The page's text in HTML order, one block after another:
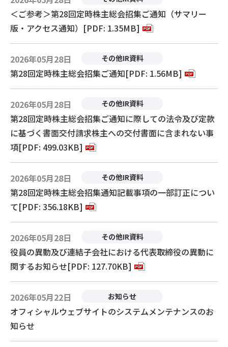
＜ご参考＞第28回定時株主総会招集ご通知（サマリー
版・アクセス通知）[PDF: 1.35MB]
2026年05月28日 その他IR資料
第28回定時株主総会招集ご通知[PDF: 1.56MB]
2026年05月28日 その他IR資料
第28回定時株主総会招集ご通知に際しての法令及び定款
に基づく書面交付請求株主への交付書面に含まれない事
項[PDF: 499.03KB]
2026年05月28日 その他IR資料
第28回定時株主総会招集通知記載事項の一部訂正につい
て[PDF: 356.18KB]
2026年05月28日 その他IR資料
役員の異動及び連結子会社における代表取締役の異動に
関するお知らせ[PDF: 127.70KB]
2026年05月22日 お知らせ
オフィシャルウェブサイトのシステムメンテナンスのお
知らせ